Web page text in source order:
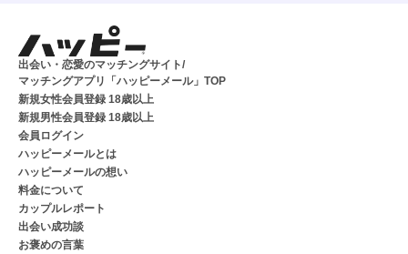
出会い・恋愛のマッチングサイト/
マッチングアプリ「ハッピーメール」TOP
新規女性会員登録 18歳以上
新規男性会員登録 18歳以上
会員ログイン
ハッピーメールとは
ハッピーメールの想い
料金について
カップルレポート
出会い成功談
お褒めの言葉